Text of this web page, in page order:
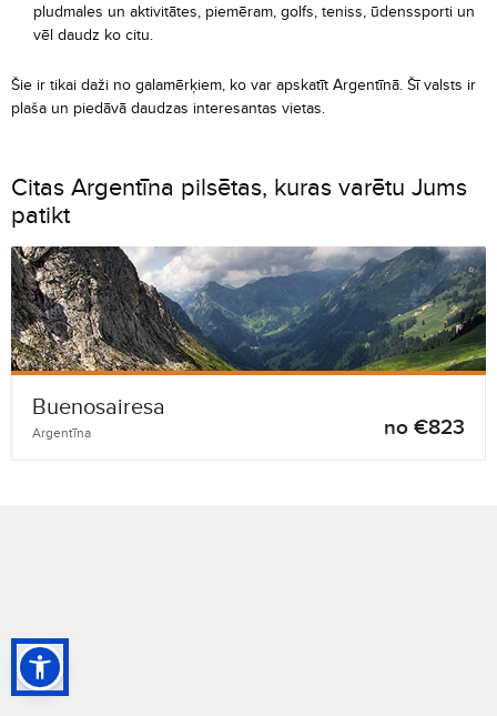
pludmales un aktivitātes, piemēram, golfs, teniss, ūdenssporti un
vēl daudz ko citu.
Šie ir tikai daži no galamērķiem, ko var apskatīt Argentīnā. Šī valsts ir
plaša un piedāvā daudzas interesantas vietas.
Citas Argentīna pilsētas, kuras varētu Jums
patikt
Buenosairesa
Argentīna no €823